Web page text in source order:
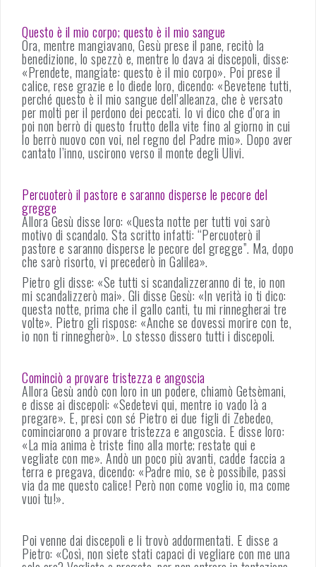
Questo è il mio corpo; questo è il mio sangue
Ora, mentre mangiavano, Gesù prese il pane, recitò la
benedizione, lo spezzò e, mentre lo dava ai discepoli, disse:
«Prendete, mangiate: questo è il mio corpo». Poi prese il
calice, rese grazie e lo diede loro, dicendo: «Bevetene tutti,
perché questo è il mio sangue dell’alleanza, che è versato
per molti per il perdono dei peccati. Io vi dico che d’ora in
poi non berrò di questo frutto della vite fino al giorno in cui
lo berrò nuovo con voi, nel regno del Padre mio». Dopo aver
cantato l’inno, uscirono verso il monte degli Ulivi.
Percuoterò il pastore e saranno disperse le pecore del
gregge
Allora Gesù disse loro: «Questa notte per tutti voi sarò
motivo di scandalo. Sta scritto infatti: “Percuoterò il
pastore e saranno disperse le pecore del gregge”. Ma, dopo
che sarò risorto, vi precederò in Galilea».
Pietro gli disse: «Se tutti si scandalizzeranno di te, io non
mi scandalizzerò mai». Gli disse Gesù: «In verità io ti dico:
questa notte, prima che il gallo canti, tu mi rinnegherai tre
volte». Pietro gli rispose: «Anche se dovessi morire con te,
io non ti rinnegherò». Lo stesso dissero tutti i discepoli.
Cominciò a provare tristezza e angoscia
Allora Gesù andò con loro in un podere, chiamò Getsèmani,
e disse ai discepoli: «Sedetevi qui, mentre io vado là a
pregare». E, presi con sé Pietro ei due figli di Zebedeo,
cominciarono a provare tristezza e angoscia. E disse loro:
«La mia anima è triste fino alla morte; restate qui e
vegliate con me». Andò un poco più avanti, cadde faccia a
terra e pregava, dicendo: «Padre mio, se è possibile, passi
via da me questo calice! Però non come voglio io, ma come
vuoi tu!».
Poi venne dai discepoli e li trovò addormentati. E disse a
Pietro: «Così, non siete stati capaci di vegliare con me una